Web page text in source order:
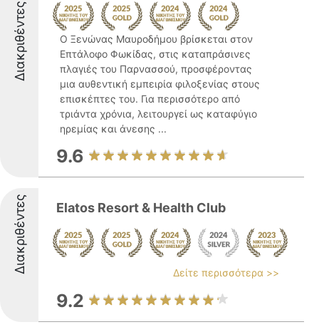
Διακριθέντες
Ο Ξενώνας Μαυροδήμου βρίσκεται στον
Επτάλοφο Φωκίδας, στις καταπράσινες
πλαγιές του Παρνασσού, προσφέροντας
μια αυθεντική εμπειρία φιλοξενίας στους
επισκέπτες του. Για περισσότερο από
τριάντα χρόνια, λειτουργεί ως καταφύγιο
ηρεμίας και άνεσης ...
9.6
Διακριθέντες Elatos Resort & Health Club
Δείτε περισσότερα >>
9.2